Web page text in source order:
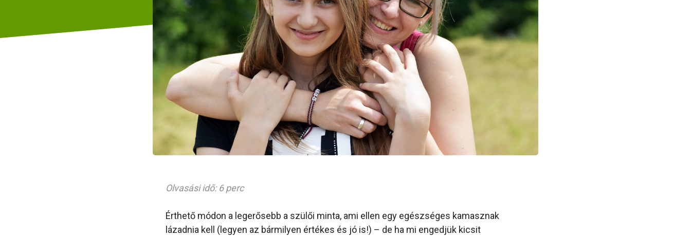
Olvasási idő: 6 perc
Érthető módon a legerősebb a szülői minta, ami ellen egy egészséges kamasznak
lázadnia kell (legyen az bármilyen értékes és jó is!) – de ha mi engedjük kicsit